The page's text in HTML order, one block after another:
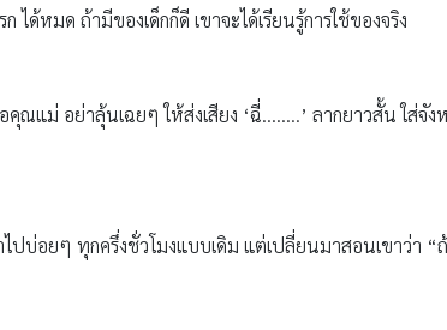
ก ได้หมด ถ้ามีของเด็กก็ดี เขาจะได้เรียนรู้การใช้ของจริง
แม่ อย่าลุ้นเฉยๆ ให้ส่งเสียง ‘ฉี่……..’ ลากยาวสั้น ใส่จัง
ไปบ่อยๆ ทุกครึ่งชั่วโมงแบบเดิม แต่เปลี่ยนมาสอนเขาว่